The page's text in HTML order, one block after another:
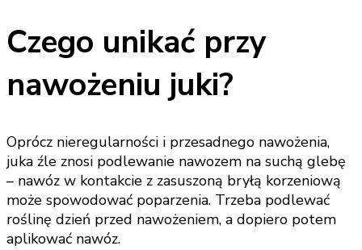
Czego unikać przy
nawożeniu juki?
Oprócz nieregularności i przesadnego nawożenia,
juka źle znosi podlewanie nawozem na suchą glebę
– nawóz w kontakcie z zasuszoną bryłą korzeniową
może spowodować poparzenia. Trzeba podlewać
roślinę dzień przed nawożeniem, a dopiero potem
aplikować nawóz.